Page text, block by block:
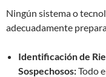
Ningún sistema o
adecuadamente
Identificación de
Sospechosos:Todo